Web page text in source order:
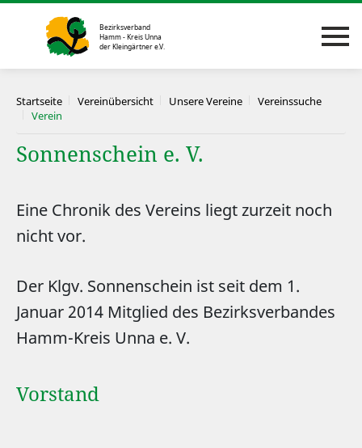
Startseite Vereinübersicht Unsere Vereine
Vereinssuche
Verein
Sonnenschein e. V.
Eine Chronik des Vereins liegt zurzeit noch
nicht vor.
Der Klgv. Sonnenschein ist seit dem 1.
Januar 2014 Mitglied des Bezirksverbandes
Hamm-Kreis Unna e. V.
Vorstand